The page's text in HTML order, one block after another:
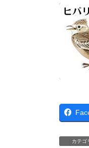
RSS
LINK
カテゴ